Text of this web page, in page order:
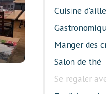
Cuisine
Manger des
Salon de thé
Se régaler